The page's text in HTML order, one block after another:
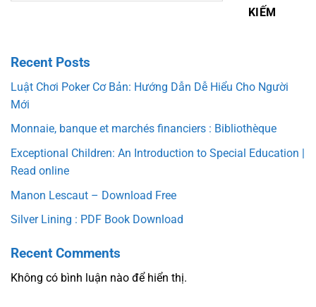
KIẾM
Recent Posts
Luật Chơi Poker Cơ Bản: Hướng Dẫn Dễ Hiểu Cho Người
Mới
Monnaie, banque et marchés financiers : Bibliothèque
Exceptional Children: An Introduction to Special Education |
Read online
Manon Lescaut – Download Free
Silver Lining : PDF Book Download
Recent Comments
Không có bình luận nào để hiển thị.